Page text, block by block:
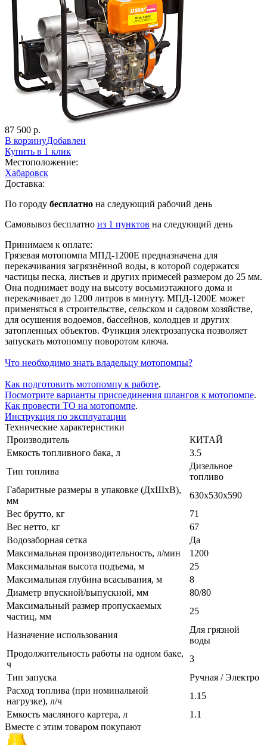
87 500 р.
В корзинуДобавлен
Купить в 1 клик
Местоположение:
Хабаровск
Доставка:
По городу бесплатно на следующий рабочий день
Cамовывоз бесплатно из 1 пунктов на следующий день
Принимаем к оплате:
Грязевая мотопомпа МПД-1200Е предназначена для
перекачивания загрязнённой воды, в которой содержатся
частицы песка, листьев и других примесей размером до 25 мм.
Она поднимает воду на высоту восьмиэтажного дома и
перекачивает до 1200 литров в минуту. МПД-1200Е может
применяться в строительстве, сельском и садовом хозяйстве,
для осушения водоемов, бассейнов, колодцев и других
затопленных объектов. Функция электрозапуска позволяет
запускать мотопомпу поворотом ключа.
Что необходимо знать владельцу мотопомпы?
Как подготовить мотопомпу к работе.
Посмотрите варианты присоединения шлангов к мотопомпе.
Как провести ТО на мотопомпе.
Инструкция по эксплуатации
Технические характеристики
Производитель
КИТАЙ
Емкость топливного бака, л
3.5
Тип топлива
Дизельное
топливо
Габаритные размеры в упаковке (ДхШхВ),
мм
630х530х590
Вес брутто, кг
71
Вес нетто, кг
67
Водозаборная сетка
Да
Максимальная производительность, л/мин
1200
Максимальная высота подъема, м
25
Максимальная глубина всасывания, м
8
Диаметр впускной/выпускной, мм
80/80
Максимальный размер пропускаемых
частиц, мм
25
Назначение использования
Для грязной
воды
Продолжительность работы на одном баке,
ч
3
Тип запуска
Ручная / Электро
Расход топлива (при номинальной
нагрузке), л/ч
1.15
Емкость масляного картера, л
1.1
Вместе с этим товаром покупают